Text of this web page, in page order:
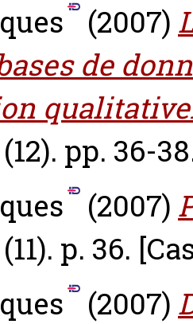
(2007)
de
pp. 36-
(2007)
p. 36.
(2007)